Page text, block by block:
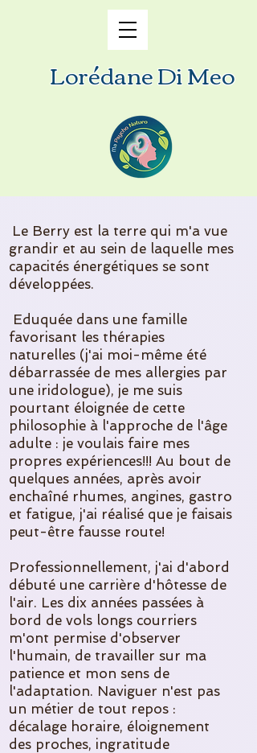
Lorédane Di Meo
Le Berry est la terre qui m'a vue
grandir et au sein de laquelle mes
capacités énergétiques se sont
développées.
Eduquée dans une famille
favorisant les thérapies
naturelles (j'ai moi-même été
débarrassée de mes allergies par
une iridologue), je me suis
pourtant éloignée de cette
philosophie à l'approche de l'âge
adulte : je voulais faire mes
propres expériences!!! Au bout de
quelques années, après avoir
enchaîné rhumes, angines, gastro
et fatigue, j'ai réalisé que je faisais
peut-être fausse route!
Professionnellement, j'ai d'abord
débuté une carrière d'hôtesse de
l'air. Les dix années passées à
bord de vols longs courriers
m'ont permise d'observer
l'humain, de travailler sur ma
patience et mon sens de
l'adaptation. Naviguer n'est pas
un métier de tout repos :
décalage horaire, éloignement
des proches, ingratitude